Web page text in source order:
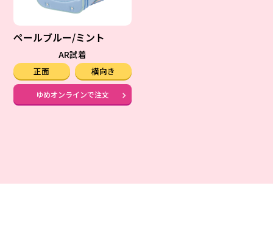
ペールブルー/ミント
AR試着
正面 横向き
ゆめオンラインで注文